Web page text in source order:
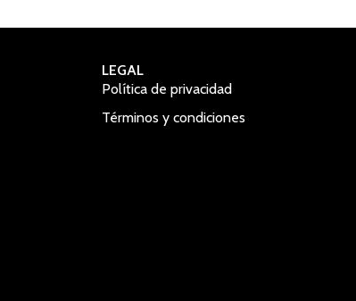
LEGAL
Política de privacidad
Términos y condiciones